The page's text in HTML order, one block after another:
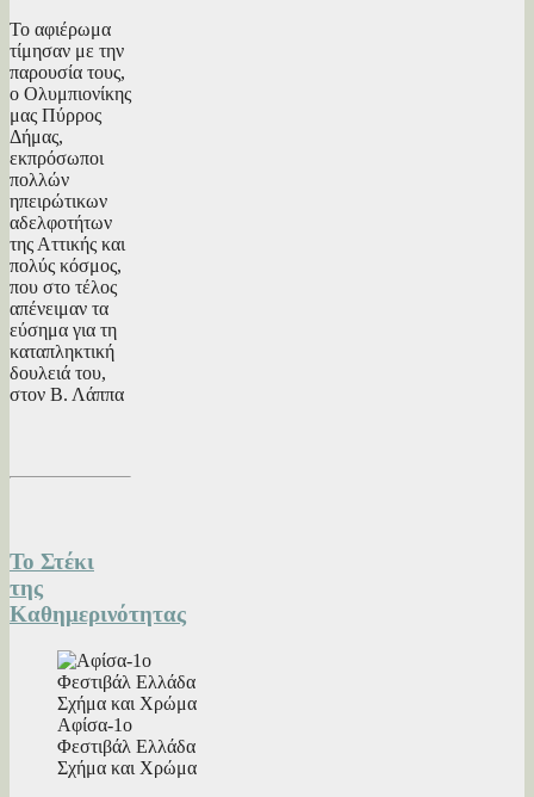
Το αφιέρωμα
τίμησαν με την
παρουσία τους,
ο Ολυμπιονίκης
μας Πύρρος
Δήμας,
εκπρόσωποι
πολλών
ηπειρώτικων
αδελφοτήτων
της Αττικής και
πολύς κόσμος,
που στο τέλος
απένειμαν τα
εύσημα για τη
καταπληκτική
δουλειά του,
στον Β. Λάππα
Το Στέκι
της
Καθημερινότητας
Αφίσα-1ο
Φεστιβάλ Ελλάδα
Σχήμα και Χρώμα